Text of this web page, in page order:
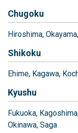
Chugoku
Hiroshima Okayama
Shikoku
Ehime Kagawa
Kyushu
Fukuoka Kagoshima
Okinawa Saga